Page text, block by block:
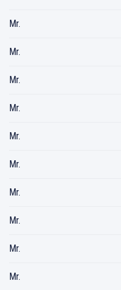
Mr.
Mr.
Mr.
Mr.
Mr.
Mr.
Mr.
Mr.
Mr.
Mr.